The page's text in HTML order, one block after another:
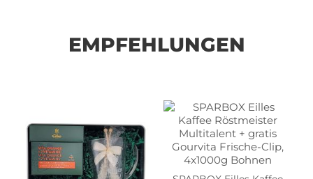
EMPFEHLUNGEN